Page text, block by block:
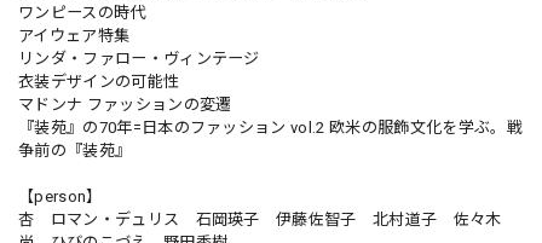
ワンピースの時代
アイウェア特集
リンダ・ファロー・ヴィンテージ
衣装デザインの可能性
マドンナ ファッションの変遷
『装苑』の70年=日本のファッション vol.2 欧米の服飾文化を学ぶ。戦
争前の『装苑』
【person】
杏 ロマン・デュリス 石岡瑛子 伊藤佐智子 北村道子 佐々木